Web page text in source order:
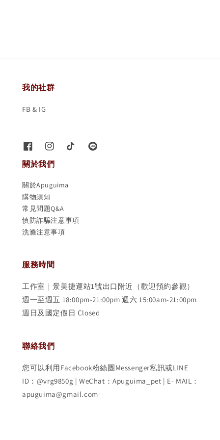
我的社群
FB & IG
關於我們
關於Apuguima
購物須知
常見問題Q&A
慎防詐騙注意事項
洗滌注意事項
服務時間
工作室｜景美捷運站1號出口附近（歡迎預約參觀）
週一至週五 18:00pm-21:00pm 週六 15:00am-21:00pm
週日及國定假日 Closed
聯絡我們
您可以利用Facebook粉絲團Messenger私訊或LINE
ID：@vrg9850g | WeChat：Apuguima_pet | E- MAIL：
apuguima@gmail.com